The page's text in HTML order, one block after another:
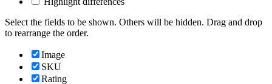
Select the fields to be shown. Others will be hidden. Drag and drop
to rearrange the order.
Image
SKU
Rating